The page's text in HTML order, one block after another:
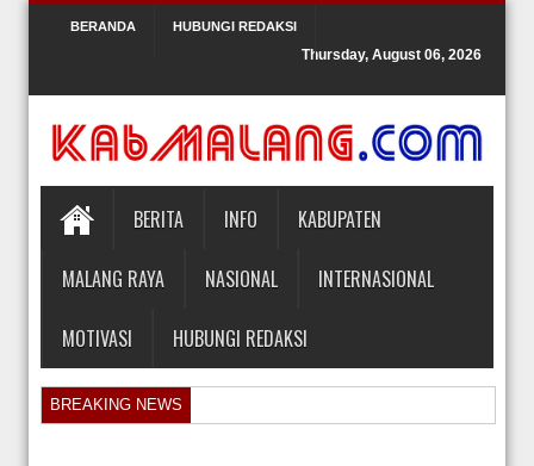
BERANDA HUBUNGI REDAKSI
Thursday, August 06, 2026
BERITA INFO KABUPATEN
MALANG RAYA NASIONAL INTERNASIONAL
MOTIVASI HUBUNGI REDAKSI
BREAKING NEWS